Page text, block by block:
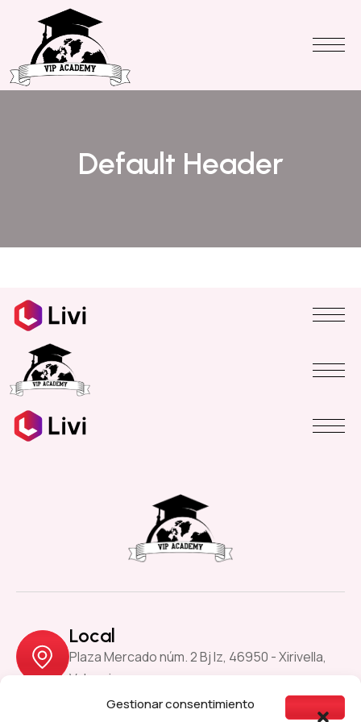
Gestionar consentimiento
Default Header
Local
Plaza Mercado núm. 2 Bj Iz, 46950 - Xirivella,
Valencia